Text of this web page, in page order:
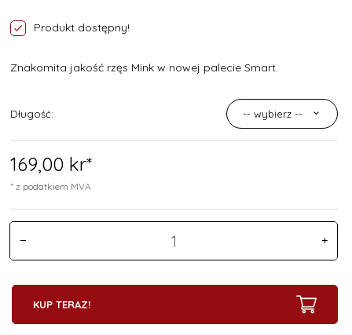
Produkt dostępny!
Znakomita jakość rzęs Mink w nowej palecie Smart.
Długość: -- wybierz --
169,00 kr*
* z podatkiem MVA
KUP TERAZ!